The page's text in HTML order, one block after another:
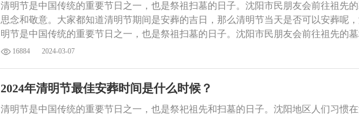
清明节是中国传统的重要节日之一，也是祭祖扫墓的日子。沈阳市民朋友会前往祖先
思念和敬意。大家都知道清明节期间是安葬的吉日，那么清明节当天是否可以安葬呢
明节是中国传统的重要节日之一，也是祭祖扫墓的日子。沈阳市民朋友会前往祖先的
念和敬意。大家都知道清明节期间是安葬的吉日，那么清明节当天是否可以安葬呢，沈
16884 2024-03-07
2024年清明节最佳安葬时间是什么时候？
清明节是中国传统的重要节日之一，也是祭祀祖先和扫墓的日子。沈阳地区人们习惯